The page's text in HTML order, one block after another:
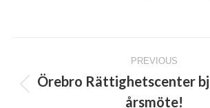
navigation
PREVIOUS
Örebro Rättighetscenter
årsmöte!